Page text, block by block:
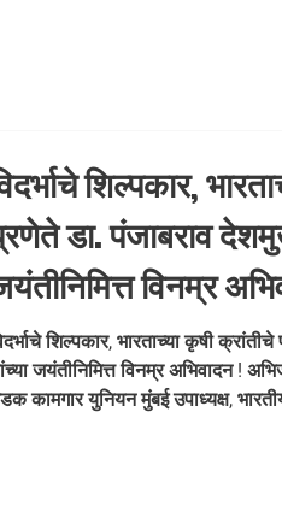
शिल्पकार,
डा. पंजाबराव
विनम्र
संस्थापक,
उपाध्यक्ष, भारतीय जनता पार्टी
शिल्पकार, भारताच्या कृषी
जयंतीनिमित्त विनम्र अभिवादन !
कामगार युनियन मुंबई उपाध्यक्ष,